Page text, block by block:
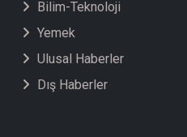
Bilim-Teknoloji
Yemek
Ulusal Haberler
Dış Haberler